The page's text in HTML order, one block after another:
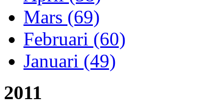
Mars (69)
Februari (60)
Januari (49)
2011